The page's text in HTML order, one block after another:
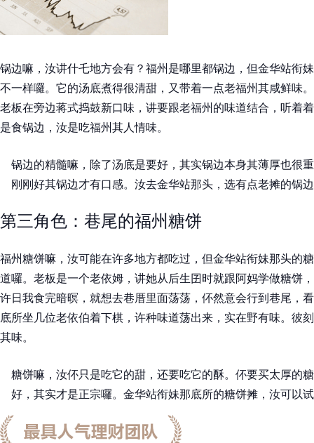
锅边嘛，汝讲什乇地方会有？福州是哪里都锅边，但金华站衔
不一样囉。它的汤底煮得很清甜，又带着一点老福州其咸鲜味
老板在旁边蒋式捣鼓新口味，讲要跟老福州的味道结合，听着
是食锅边，汝是吃福州其人情味。
锅边的精髓嘛，除了汤底是要好，其实锅边本身其薄厚也很
刚刚好其锅边才有口感。汝去金华站那头，选有点老摊的锅
第三角色：巷尾的福州糖饼
福州糖饼嘛，汝可能在许多地方都吃过，但金华站衔妹那头的
道囉。老板是一个老依姆，讲她从后生囝时就跟阿妈学做糖饼
许日我食完暗暝，就想去巷厝里面荡荡，伓然意会行到巷尾，
底所坐几位老依伯着下棋，许种味道荡出来，实在野有味。彼
其味。
糖饼嘛，汝伓只是吃它的甜，还要吃它的酥。伓要买太厚的
好，其实才是正宗囉。金华站衔妹那底所的糖饼摊，汝可以